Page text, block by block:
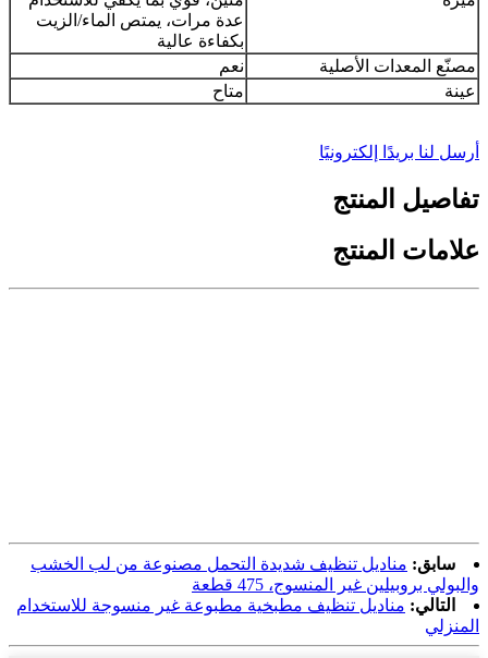
عدة مرات، يمتص الماء/الزيت
بكفاءة عالية
مصنّع المعدات الأصلية
نعم
عينة
متاح
أرسل لنا بريدًا إلكترونيًا
تفاصيل المنتج
علامات المنتج
سابق: مناديل تنظيف شديدة التحمل مصنوعة من لب الخشب
والبولي بروبيلين غير المنسوج، 475 قطعة
التالي: مناديل تنظيف مطبخية مطبوعة غير منسوجة للاستخدام
المنزلي